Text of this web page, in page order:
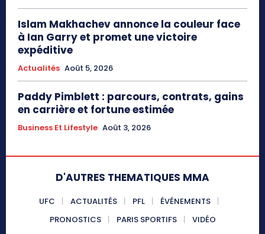
Islam Makhachev annonce la couleur face
à Ian Garry et promet une victoire
expéditive
Actualités Août 5, 2026
Paddy Pimblett : parcours, contrats, gains
en carrière et fortune estimée
Business Et Lifestyle Août 3, 2026
D'AUTRES THEMATIQUES MMA
UFC ACTUALITÉS PFL
ÉVÉNEMENTS
PRONOSTICS
PARIS SPORTIFS VIDÉO